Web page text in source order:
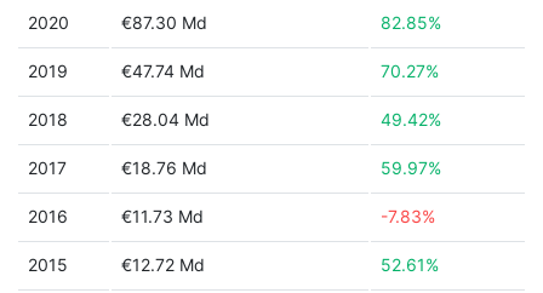
2020 €87.30 Md 82.85%
2019 €47.74 Md 70.27%
2018 €28.04 Md 49.42%
2017 €18.76 Md 59.97%
2016 €11.73 Md -7.83%
2015 €12.72 Md 52.61%